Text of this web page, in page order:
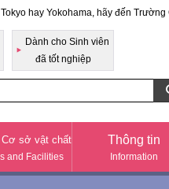
hay Yokohama, hãy đến
đẳng Kinh doanh
Dành cho Sinh viên
đã tốt nghiệp
Cơ sở vật chất
and Facilities
Thông tin
Information